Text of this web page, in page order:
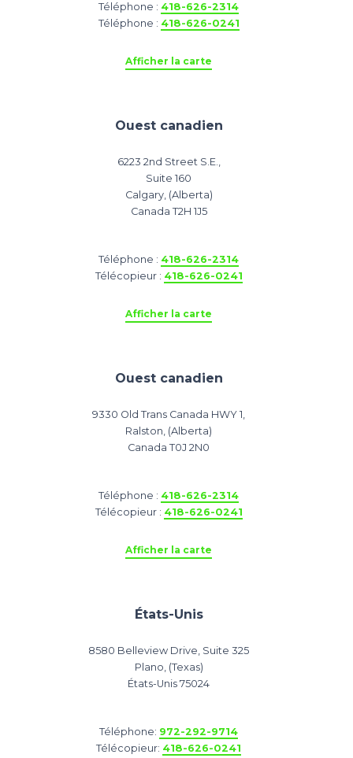
Téléphone : 418-626-2314
Téléphone : 418-626-0241
Afficher la carte
Ouest canadien
6223 2nd Street S.E.,
Suite 160
Calgary, (Alberta)
Canada T2H 1J5
Téléphone : 418-626-2314
Télécopieur : 418-626-0241
Afficher la carte
Ouest canadien
9330 Old Trans Canada HWY 1,
Ralston, (Alberta)
Canada T0J 2N0
Téléphone : 418-626-2314
Télécopieur : 418-626-0241
Afficher la carte
États-Unis
8580 Belleview Drive, Suite 325
Plano, (Texas)
États-Unis 75024
Téléphone: 972-292-9714
Télécopieur: 418-626-0241